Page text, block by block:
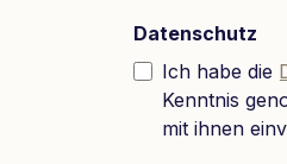
Datenschutz
Ich habe die
Kenntnis
mit ihnen